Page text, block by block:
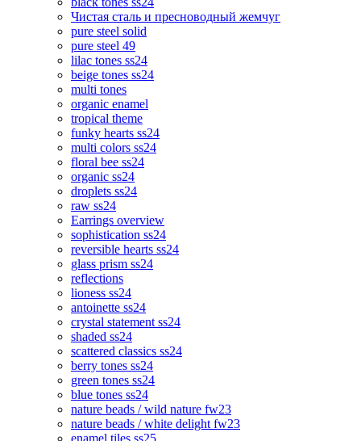
Чистая сталь и пресноводный жемчуг
pure steel solid
pure steel 49
lilac tones ss24
beige tones ss24
multi tones
organic enamel
tropical theme
funky hearts ss24
multi colors ss24
floral bee ss24
organic ss24
droplets ss24
raw ss24
Earrings overview
sophistication ss24
reversible hearts ss24
glass prism ss24
reflections
lioness ss24
antoinette ss24
crystal statement ss24
shaded ss24
scattered classics ss24
berry tones ss24
green tones ss24
blue tones ss24
nature beads / wild nature fw23
nature beads / white delight fw23
enamel tiles ss25